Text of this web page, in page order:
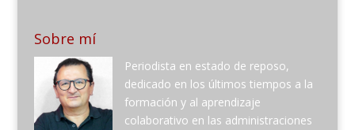
Sobre mí
Periodista en estado de reposo,
dedicado en los últimos tiempos a la
formación y al aprendizaje
colaborativo en las administraciones